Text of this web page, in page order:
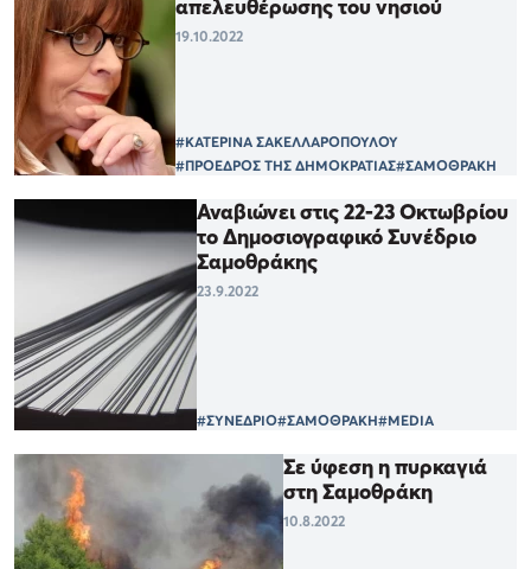
απελευθέρωσης του νησιού
19.10.2022
#ΚΑΤΕΡΙΝΑ ΣΑΚΕΛΛΑΡΟΠΟΥΛΟΥ
#ΠΡΟΕΔΡΟΣ ΤΗΣ ΔΗΜΟΚΡΑΤΙΑΣ#ΣΑΜΟΘΡΑΚΗ
Αναβιώνει στις 22-23 Οκτωβρίου
το Δημοσιογραφικό Συνέδριο
Σαμοθράκης
23.9.2022
#ΣΥΝΕΔΡΙΟ#ΣΑΜΟΘΡΑΚΗ#MEDIA
Σε ύφεση η πυρκαγιά
στη Σαμοθράκη
10.8.2022